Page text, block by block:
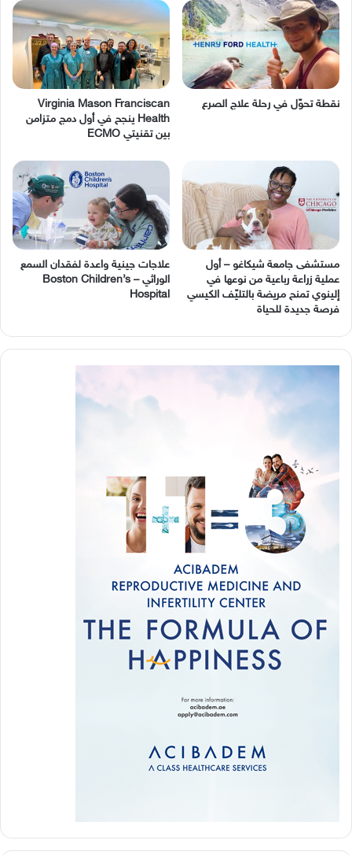
نقطة تحوّل في رحلة علاج الصرع
Virginia Mason Franciscan
Health ينجح في أول دمج متزامن
بين تقنيتي ECMO
مستشفى جامعة شيكاغو – أول
عملية زراعة رباعية من نوعها في
إلينوي تمنح مريضة بالتليّف الكيسي
فرصة جديدة للحياة
‬الوراثي – Boston Children’s
Hospital